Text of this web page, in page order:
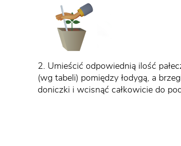
2. Umieścić odpowiednią ilość
(wg tabeli) pomiędzy łodygą, a
doniczki i wcisnąć całkowicie do